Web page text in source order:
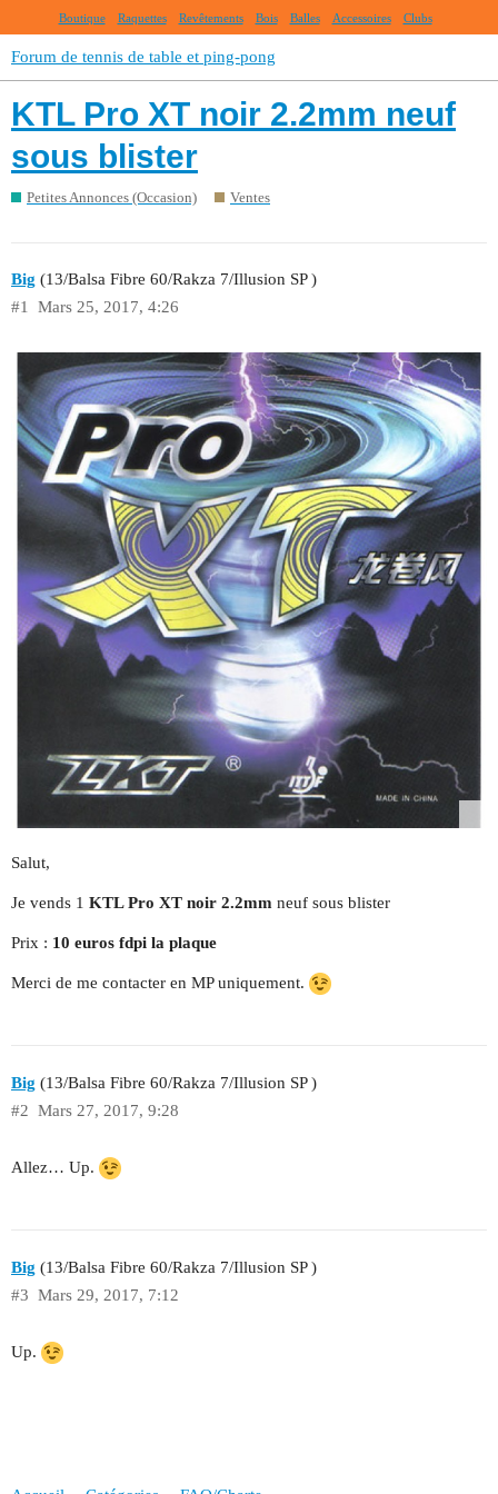
Boutique Raquettes Revêtements Bois Balles Accessoires Clubs
Forum de tennis de table et ping-pong
KTL Pro XT noir 2.2mm neuf
sous blister
Petites Annonces (Occasion) Ventes
Big (13/Balsa Fibre 60/Rakza 7/Illusion SP )
Mars 25, 2017, 4:26
#1
Salut,
Je vends 1 KTL Pro XT noir 2.2mm neuf sous blister
Prix : 10 euros fdpi la plaque
Merci de me contacter en MP uniquement.
Big (13/Balsa Fibre 60/Rakza 7/Illusion SP )
Mars 27, 2017, 9:28
#2
Allez… Up.
Big (13/Balsa Fibre 60/Rakza 7/Illusion SP )
Mars 29, 2017, 7:12
#3
Up.